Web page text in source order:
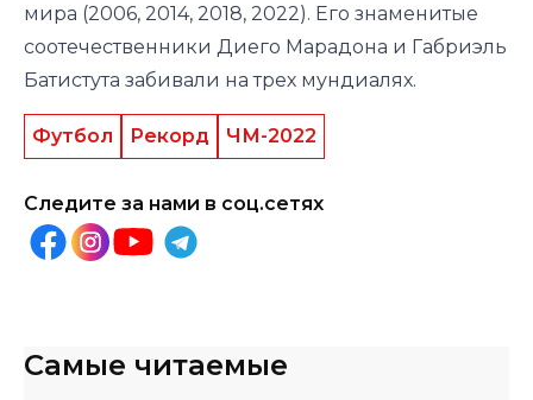
мира (2006, 2014, 2018, 2022). Его знаменитые
соотечественники Диего Марадона и Габриэль
Батистута забивали на трех мундиалях.
Футбол Рекорд ЧМ-2022
Следите за нами в соц.сетях
Самые читаемые